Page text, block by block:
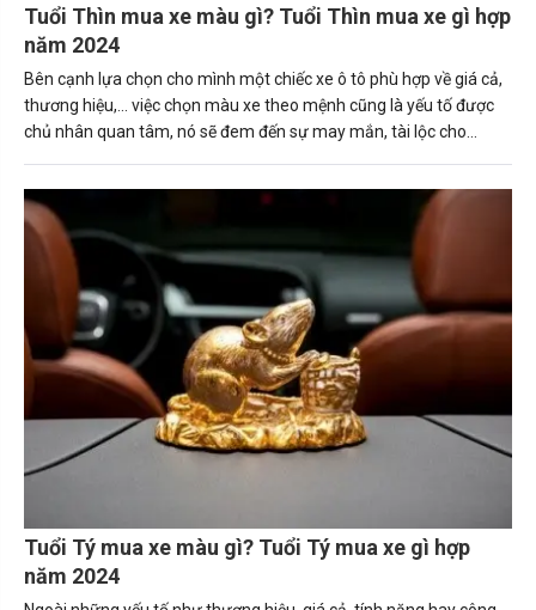
Tuổi Thìn mua xe màu gì? Tuổi Thìn mua xe gì hợp
năm 2024
Bên cạnh lựa chọn cho mình một chiếc xe ô tô phù hợp về giá cả,
thương hiệu,... việc chọn màu xe theo mệnh cũng là yếu tố được
chủ nhân quan tâm, nó sẽ đem đến sự may mắn, tài lộc cho
nguyên tắc giúp người tuổi Thìn (Bính Thìn, Canh Thìn, Giáp Thìn.
Mậu Thìn, Nhâm Thìn) mua được chiếc xe ô tô phù hợp. Tuổi thìn
hợp xe màu gì sẽ mang lại may mắn và tài lộc cho gia chủ.
Tuổi Tý mua xe màu gì? Tuổi Tý mua xe gì hợp
năm 2024